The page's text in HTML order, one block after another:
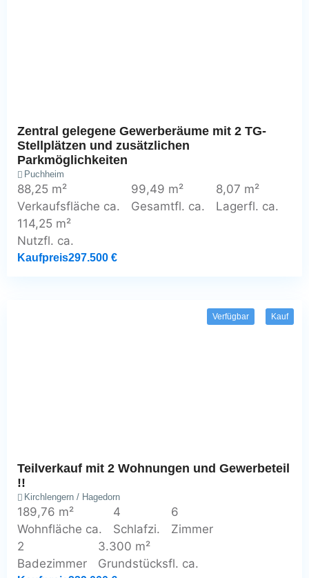
Zentral gelegene Gewerberäume mit 2 TG-
Stellplätzen und zusätzlichen
Parkmöglichkeiten
Puchheim
88,25 m²
Verkaufsfläche ca.
99,49 m²
Gesamtfl. ca.
8,07 m²
Lagerfl. ca.
114,25 m²
Nutzfl. ca.
Kaufpreis297.500 €
Verfügbar Kauf
Teilverkauf mit 2 Wohnungen und Gewerbeteil
!!
Kirchlengern / Hagedorn
189,76 m²
Wohnfläche ca.
4
Schlafzi.
6
Zimmer
2
Badezimmer
3.300 m²
Grundstücksfl. ca.